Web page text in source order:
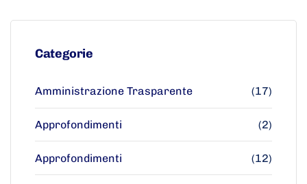
Categorie
Amministrazione Trasparente (17)
Approfondimenti (2)
Approfondimenti (12)